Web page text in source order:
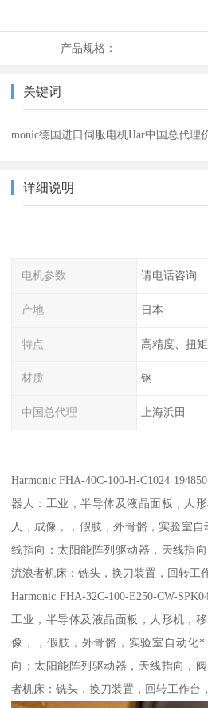
产品规格：
关键词
monic德国进口伺服电机Har中国总代理
详细说明
电机参数 请电话咨询
产地 日本
特点 高精度、扭
材质 钢
中国总代理 上海浜田
Harmonic FHA-40C-100-H-C1024
器人：工业，半导体及液晶面板，人
人，成像，，假肢，外骨骼，实验室
线指向：太阳能阵列驱动器，天线指
流浪者机床：铣头，换刀装置，回转工
Harmonic FHA-32C-100-E250-CW-
工业，半导体及液晶面板，人形机，
像，，假肢，外骨骼，实验室自动化
向：太阳能阵列驱动器，天线指向，
者机床：铣头，换刀装置，回转工作台